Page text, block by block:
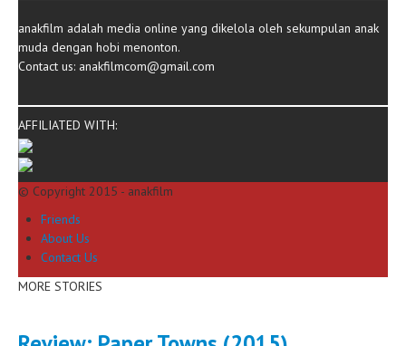
anakfilm adalah media online yang dikelola oleh sekumpulan anak
muda dengan hobi menonton.
Contact us: anakfilmcom@gmail.com
AFFILIATED WITH:
© Copyright 2015 - anakfilm
Friends
About Us
Contact Us
MORE STORIES